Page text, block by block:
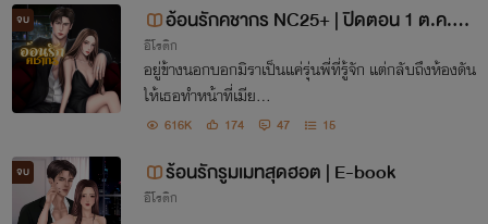
จบ
อ้อนรักคชากร NC25+ | ปิดตอน 1 ต.ค. 6
6 ฉบับเต็มในอีบุ๊คเท่านั้น
อีโรติก
อยู่ข้างนอกบอกมิราเป็นแค่รุ่นพี่ที่รู้จัก แต่กลับถึงห้องดัน
ให้เธอทำหน้าที่เมีย…
616K 174 47 15
จบ ร้อนรักรูมเมทสุดฮอต | E-book
อีโรติก